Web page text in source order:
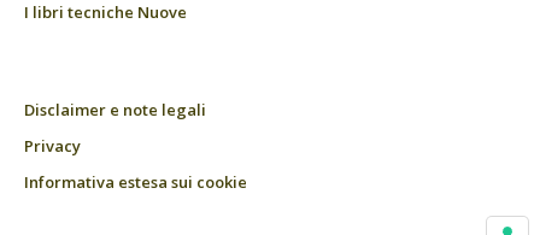
I libri tecniche Nuove
Disclaimer e note legali
Privacy
Informativa estesa sui cookie